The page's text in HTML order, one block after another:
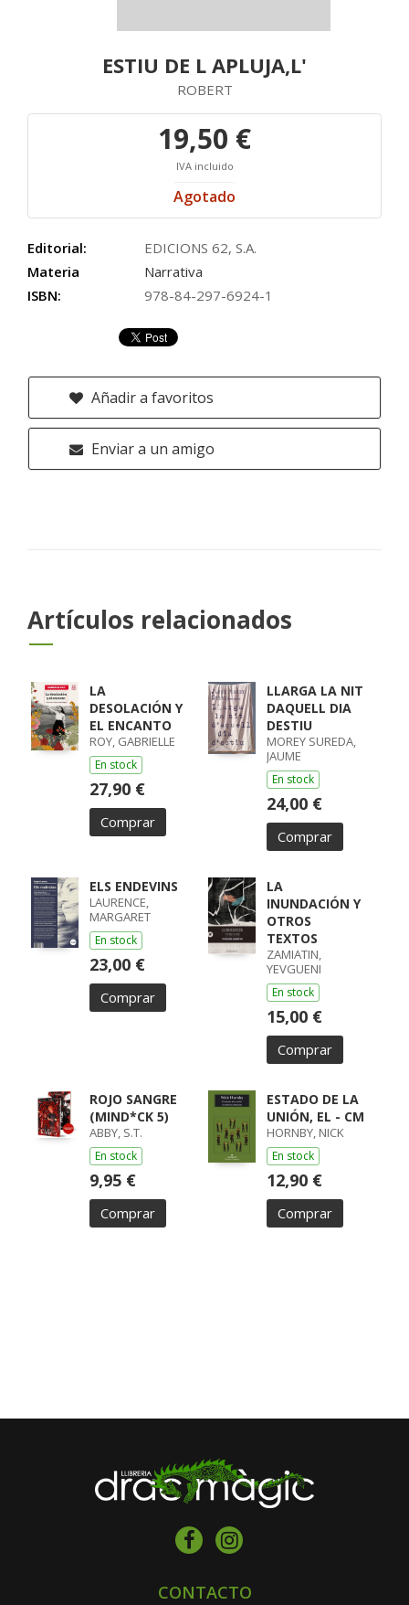
ESTIU DE L APLUJA,L'
ROBERT
19,50 €
IVA incluido
Agotado
Editorial:
EDICIONS 62, S.A.
Materia
Narrativa
ISBN:
978-84-297-6924-1
Añadir a favoritos
Enviar a un amigo
Artículos relacionados
LA
DESOLACIÓN Y
EL ENCANTO
ROY, GABRIELLE
En stock
27,90 €
Comprar
LLARGA LA NIT
DAQUELL DIA
DESTIU
MOREY SUREDA,
JAUME
En stock
24,00 €
Comprar
ELS ENDEVINS
LAURENCE,
MARGARET
En stock
23,00 €
Comprar
LA
INUNDACIÓN Y
OTROS
TEXTOS
ZAMIATIN,
YEVGUENI
En stock
15,00 €
Comprar
ROJO SANGRE
(MIND*CK 5)
ABBY, S.T.
En stock
9,95 €
Comprar
ESTADO DE LA
UNIÓN, EL - CM
HORNBY, NICK
En stock
12,90 €
Comprar
CONTACTO